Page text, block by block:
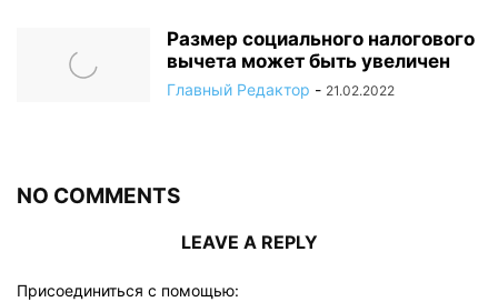
Размер социального налогового
вычета может быть увеличен
Главный Редактор - 21.02.2022
NO COMMENTS
LEAVE A REPLY
Присоединиться с помощью: